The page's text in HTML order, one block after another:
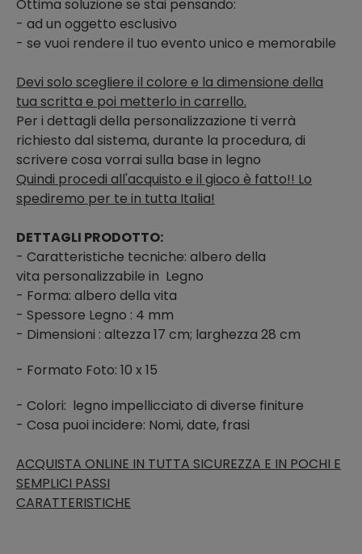
Ottima soluzione se stai pensando:
- ad un oggetto esclusivo
- se vuoi rendere il tuo evento unico e memorabile
Devi solo scegliere il colore e la dimensione della
tua scritta e poi metterlo in carrello.
Per i dettagli della personalizzazione ti verrà
richiesto dal sistema, durante la procedura, di
scrivere cosa vorrai sulla base in legno
Quindi procedi all'acquisto e il gioco è fatto!! Lo
spediremo per te in tutta Italia!
DETTAGLI PRODOTTO:
- Caratteristiche tecniche: albero della
vita personalizzabile in Legno
- Forma: albero della vita
- Spessore Legno : 4 mm
- Dimensioni : altezza 17 cm; larghezza 28 cm
- Formato Foto: 10 x 15
- Colori: legno impellicciato di diverse finiture
- Cosa puoi incidere: Nomi, date, frasi
ACQUISTA ONLINE IN TUTTA SICUREZZA E IN POCHI E
SEMPLICI PASSI
CARATTERISTICHE